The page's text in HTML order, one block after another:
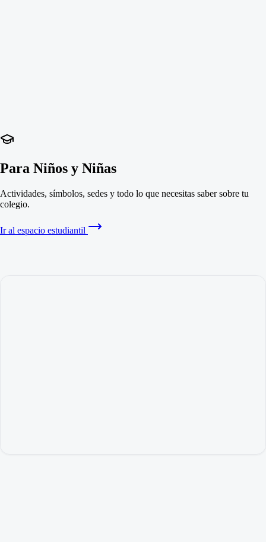
Para Niños y Niñas
Actividades, símbolos, sedes y todo lo que necesitas saber sobre tu
colegio.
Ir al espacio estudiantil